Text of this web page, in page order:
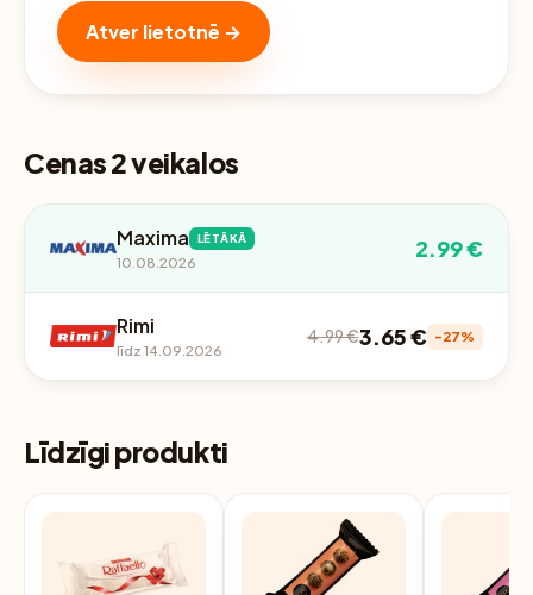
Atver lietotnē →
Cenas 2 veikalos
Maxima LĒTĀKĀ
10.08.2026
2.99 €
Rimi
līdz 14.09.2026
4.99 €3.65 € -27%
Līdzīgi produkti